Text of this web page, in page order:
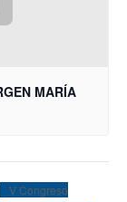
MARÍA
V Congreso